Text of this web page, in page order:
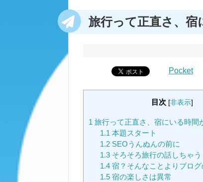
旅行って正直さ、
Pocket
目次 [非表示]
1 旅行って正直さ、宿にいる時間
1.1 本題スタート
1.2SEOうんぬんの前に
1.3そろそろ旅行の話しちゃう
1.4宿？そんなことよりブログ
1.5宿の楽しさは異常